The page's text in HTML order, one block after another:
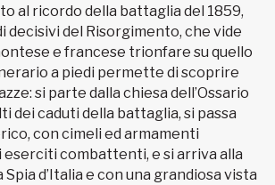
al ricordo della battaglia del 1859,
decisivi del Risorgimento, che vide
e francese trionfare su quello
a piedi permette di scoprire
si parte dalla chiesa dell’Ossario
dei caduti della battaglia, si passa
con cimeli ed armamenti
combattenti, e si arriva alla
Spia d’Italia e con una grandiosa vista